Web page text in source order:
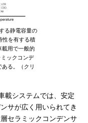
る静電容量の
性を有する積
載用で一般的
ックコンデ
る。（クリ
載システムでは、安定
サが広く用いられてき
セラミックコンデンサ